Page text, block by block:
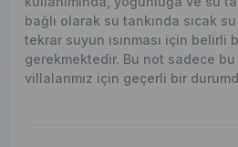
bağlı olarak su tankında sıcak
tekrar suyun ısınması için belirli
gerekmektedir. Bu not sadece
villalarımız için geçerli bir